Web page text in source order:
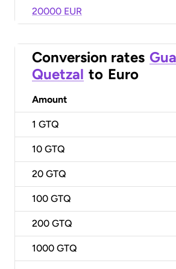
20000 EUR
Conversion rates
Quetzal to Euro
Amount
1 GTQ
10 GTQ
20 GTQ
100 GTQ
200 GTQ
1000 GTQ